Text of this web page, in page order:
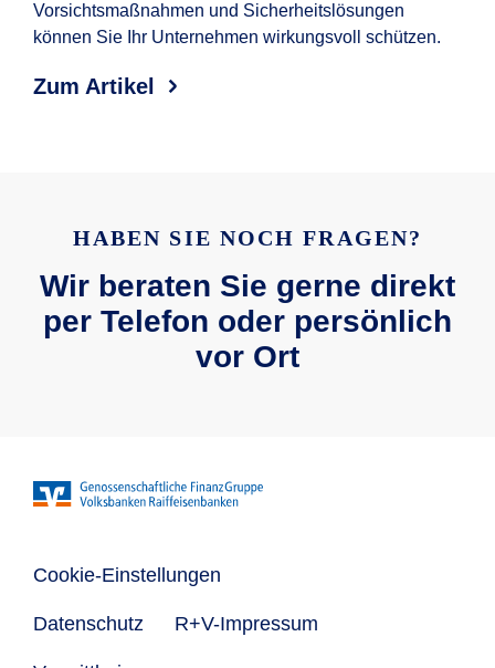
Vorsichtsmaßnahmen und Sicherheitslösungen
können Sie Ihr Unternehmen wirkungsvoll schützen.
Zum Artikel
HABEN SIE NOCH FRAGEN?
Wir beraten Sie gerne direkt
per Telefon oder persönlich
vor Ort
Cookie-Einstellungen
Datenschutz R+V-Impressum